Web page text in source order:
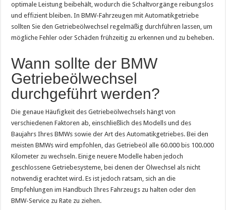
optimale Leistung beibehält, wodurch die Schaltvorgänge reibungslos
und effizient bleiben. In BMW-Fahrzeugen mit Automatikgetriebe
sollten Sie den Getriebeölwechsel regelmäßig durchführen lassen, um
mögliche Fehler oder Schäden frühzeitig zu erkennen und zu beheben.
Wann sollte der BMW
Getriebeölwechsel
durchgeführt werden?
Die genaue Häufigkeit des Getriebeölwechsels hängt von
verschiedenen Faktoren ab, einschließlich des Modells und des
Baujahrs Ihres BMWs sowie der Art des Automatikgetriebes. Bei den
meisten BMWs wird empfohlen, das Getriebeöl alle 60.000 bis 100.000
Kilometer zu wechseln. Einige neuere Modelle haben jedoch
geschlossene Getriebesysteme, bei denen der Ölwechsel als nicht
notwendig erachtet wird. Es ist jedoch ratsam, sich an die
Empfehlungen im Handbuch Ihres Fahrzeugs zu halten oder den
BMW-Service zu Rate zu ziehen.